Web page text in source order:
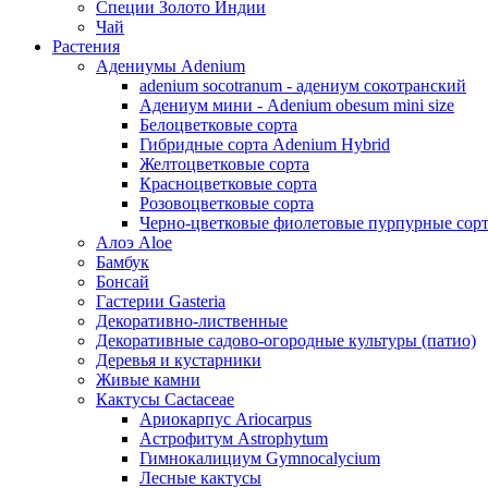
Специи Золото Индии
Чай
Растения
Адениумы Adenium
adenium socotranum - адениум сокотранский
Адениум мини - Adenium obesum mini size
Белоцветковые сорта
Гибридные сорта Adenium Hybrid
Желтоцветковые сорта
Красноцветковые сорта
Розовоцветковые сорта
Черно-цветковые фиолетовые пурпурные
Алоэ Aloe
Бамбук
Бонсай
Гастерии Gasteria
Декоративно-лиственные
Декоративные садово-огородные культуры (патио)
Деревья и кустарники
Живые камни
Кактусы Cactaceae
Ариокарпус Ariocarpus
Астрофитум Astrophytum
Гимнокалициум Gymnocalycium
Лесные кактусы